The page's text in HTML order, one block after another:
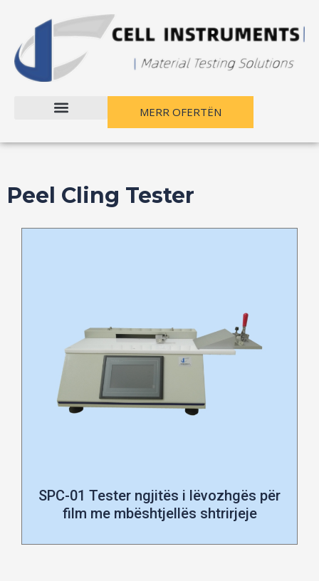
përmbajtja
MERR OFERTËN
Peel Cling Tester
SPC-01 Tester ngjitës i lëvozhgës për
film me mbështjellës shtrirjeje